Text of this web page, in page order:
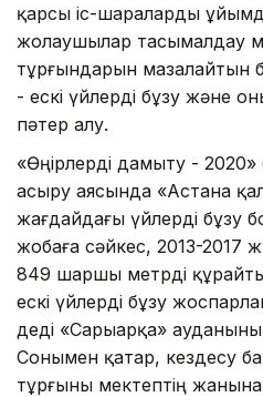
қарсы іс-шараларды
жолаушылар тасымалдау
тұрғындарын мазалайтын
- ескі үйлерді бұзу және
пәтер алу.
«Өңірлерді дамыту - 2020»
асыру аясында «Астана
жағдайдағы үйлерді бұзу
жобаға сәйкес, 2013-2017
849 шаршы метрді
ескі үйлерді бұзу
деді «Сарыарқа»
Сонымен қатар, кездесу
тұрғыны мектептің